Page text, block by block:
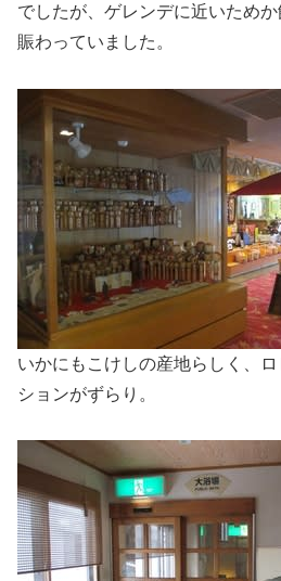
でしたが、ゲレンデに近いため
賑わっていました。
いかにもこけしの産地らしく、
ションがずらり。